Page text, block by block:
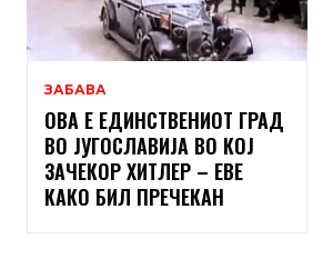
ЗАБАВА
ОВА Е ЕДИНСТВЕНИОТ ГРАД
ВО ЈУГОСЛАВИЈА ВО КОЈ
ЗАЧЕКОР ХИТЛЕР – ЕВЕ
КАКО БИЛ ПРЕЧЕКАН